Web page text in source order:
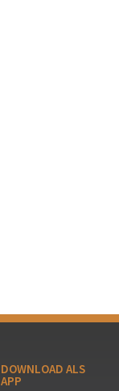
DOWNLOAD ALS
APP